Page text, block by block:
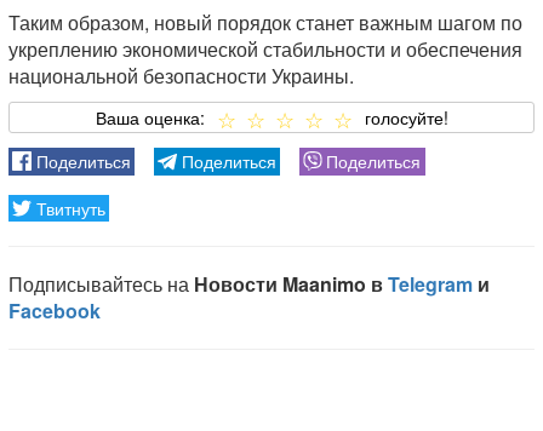
Таким образом, новый порядок станет важным шагом по
укреплению экономической стабильности и обеспечения
национальной безопасности Украины.